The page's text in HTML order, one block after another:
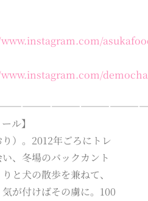
ル】
）。2012年ごろにトレ
、冬場のバックカント
と犬の散歩を兼ねて、
が付けばその虜に。100